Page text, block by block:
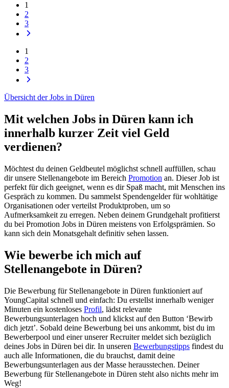
1
2
3
1
2
3
Übersicht der Jobs in Düren
Mit welchen Jobs in Düren kann ich
innerhalb kurzer Zeit viel Geld
verdienen?
Möchtest du deinen Geldbeutel möglichst schnell auffüllen, schau
dir unsere Stellenangebote im Bereich Promotion an. Dieser Job ist
perfekt für dich geeignet, wenn es dir Spaß macht, mit Menschen ins
Gespräch zu kommen. Du sammelst Spendengelder für wohltätige
Organisationen oder verteilst Produktproben, um so
Aufmerksamkeit zu erregen. Neben deinem Grundgehalt profitierst
du bei Promotion Jobs in Düren meistens von Erfolgsprämien. So
kann sich dein Monatsgehalt definitiv sehen lassen.
Wie bewerbe ich mich auf
Stellenangebote in Düren?
Die Bewerbung für Stellenangebote in Düren funktioniert auf
YoungCapital schnell und einfach: Du erstellst innerhalb weniger
Minuten ein kostenloses Profil, lädst relevante
Bewerbungsunterlagen hoch und klickst auf den Button ‘Bewirb
dich jetzt’. Sobald deine Bewerbung bei uns ankommt, bist du im
Bewerberpool und einer unserer Recruiter meldet sich bezüglich
deines Jobs in Düren bei dir. In unseren Bewerbungstipps findest du
auch alle Informationen, die du brauchst, damit deine
Bewerbungsunterlagen aus der Masse herausstechen. Deiner
Bewerbung für Stellenangebote in Düren steht also nichts mehr im
Weg!